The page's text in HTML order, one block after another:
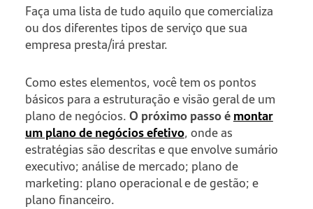
Faça uma lista de tudo aquilo que comercializa
ou dos diferentes tipos de serviço que sua
empresa presta/irá prestar.
Como estes elementos, você tem os pontos
básicos para a estruturação e visão geral de um
plano de negócios.O próximo passo émontar
um plano de negócios efetivo, onde as
estratégias são descritas e que envolve sumário
executivo; análise de mercado; plano de
marketing: plano operacional e de gestão; e
plano financeiro.